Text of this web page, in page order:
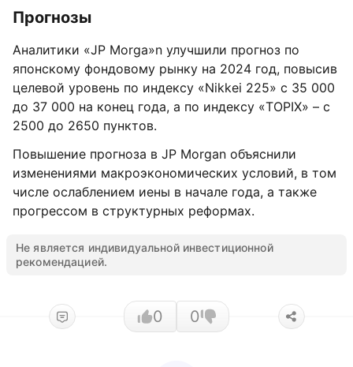
Прогнозы
Аналитики «JP Morga»n улучшили прогноз по
японскому фондовому рынку на 2024 год, повысив
целевой уровень по индексу «Nikkei 225» с 35 000
до 37 000 на конец года, а по индексу «TOPIX» – с
2500 до 2650 пунктов.
Повышение прогноза в JP Morgan объяснили
изменениями макроэкономических условий, в том
числе ослаблением иены в начале года, а также
прогрессом в структурных реформах.
Не является индивидуальной инвестиционной
рекомендацией.
0 0